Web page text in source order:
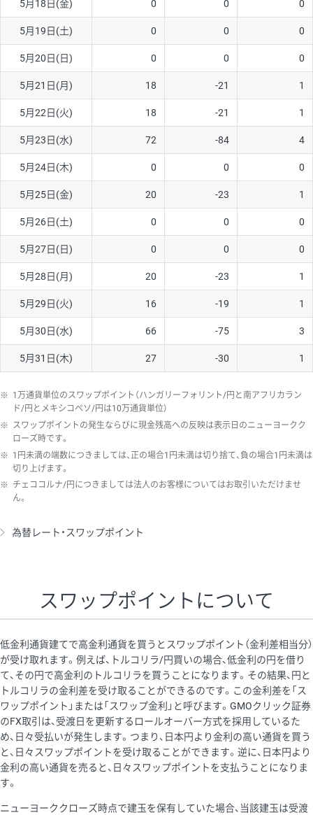
ソ/円は10万通貨単位。
5月18日(金) 0 0 0
5月19日(土) 0 0 0
5月20日(日) 0 0 0
5月21日(月) 18 -21 1
5月22日(火) 18 -21 1
5月23日(水) 72 -84 4
5月24日(木) 0 0 0
5月25日(金) 20 -23 1
5月26日(土) 0 0 0
5月27日(日) 0 0 0
5月28日(月) 20 -23 1
5月29日(火) 16 -19 1
5月30日(水) 66 -75 3
5月31日(木) 27 -30 1
※ 1万通貨単位のスワップポイント（ハンガリーフォリント/円と南アフリカラン
ド/円とメキシコペソ/円は10万通貨単位）
※ スワップポイントの発生ならびに現金残高への反映は表示日のニューヨークク
ローズ時です。
※ 1円未満の端数につきましては、正の場合1円未満は切り捨て、負の場合1円未満は
切り上げます。
※ チェココルナ/円につきましては法人のお客様についてはお取引いただけませ
ん。
為替レート・スワップポイント
スワップポイントについて
低金利通貨建てで高金利通貨を買うとスワップポイント（金利差相当分）
が受け取れます。例えば、トルコリラ/円買いの場合、低金利の円を借り
て、その円で高金利のトルコリラを買うことになります。その結果、円と
トルコリラの金利差を受け取ることができるのです。この金利差を「ス
ワップポイント」または「スワップ金利」と呼びます。GMOクリック証券
のFX取引は、受渡日を更新するロールオーバー方式を採用しているた
め、日々受払いが発生します。つまり、日本円より金利の高い通貨を買う
と、日々スワップポイントを受け取ることができます。逆に、日本円より
金利の高い通貨を売ると、日々スワップポイントを支払うことになりま
す。
ニューヨーククローズ時点で建玉を保有していた場合、当該建玉は受渡